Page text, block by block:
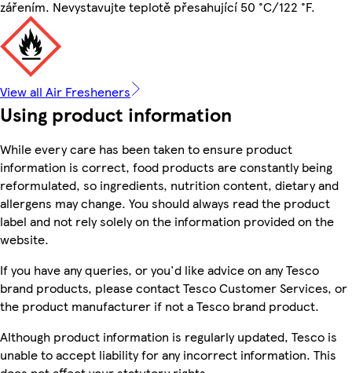
zářením. Nevystavujte teplotě přesahující 50 °C/122 °F.
View all Air Fresheners
Using product information
While every care has been taken to ensure product
information is correct, food products are constantly being
reformulated, so ingredients, nutrition content, dietary and
allergens may change. You should always read the product
label and not rely solely on the information provided on the
website.
If you have any queries, or you'd like advice on any Tesco
brand products, please contact Tesco Customer Services, or
the product manufacturer if not a Tesco brand product.
Although product information is regularly updated, Tesco is
unable to accept liability for any incorrect information. This